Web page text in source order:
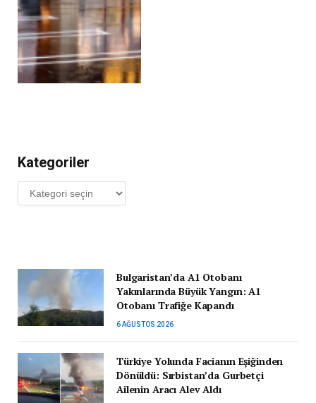
Kategoriler
Kategoriler
Bulgaristan’da A1 Otobanı
Yakınlarında Büyük Yangın: A1
Otobanı Trafiğe Kapandı
6 AĞUSTOS 2026
Türkiye Yolunda Facianın Eşiğinden
Dönüldü: Sırbistan’da Gurbetçi
Ailenin Aracı Alev Aldı